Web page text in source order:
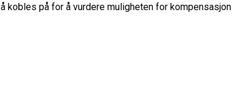
kobles på for å vurdere muligheten for kompensasjon